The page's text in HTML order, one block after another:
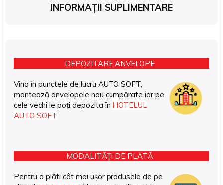
INFORMAȚII SUPLIMENTARE
DEPOZITARE ANVELOPE
Vino în punctele de lucru AUTO SOFT,
montează anvelopele nou cumpărate iar pe
cele vechi le poți depozita în HOTELUL
AUTO SOFT
MODALITĂȚI DE PLATĂ
Pentru a plăti cât mai ușor produsele de pe